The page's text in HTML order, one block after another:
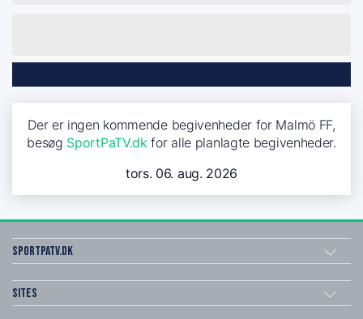
Der er ingen kommende begivenheder for Malmö FF,
besøg SportPaTV.dk for alle planlagte begivenheder.
tors. 06. aug. 2026
SportPaTV.dk
Sites